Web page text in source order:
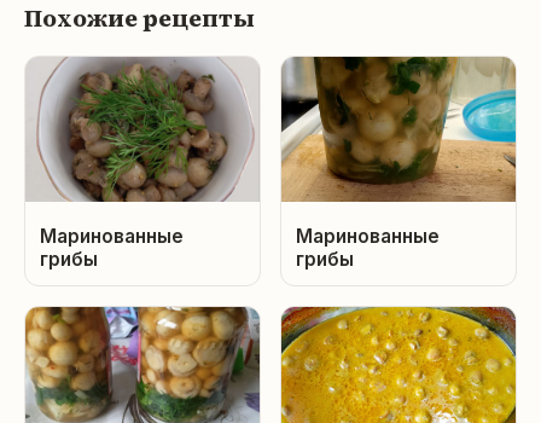
Похожие рецепты
Маринованные
грибы
Маринованные
грибы